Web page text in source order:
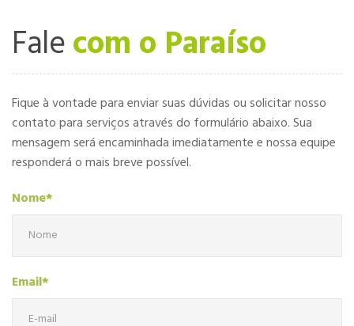
Falecom o Paraíso
Fique à vontade para enviar suas dúvidas ou solicitar nosso
contato para serviços através do formulário abaixo. Sua
mensagem será encaminhada imediatamente e nossa equipe
responderá o mais breve possível.
Nome*
Email*